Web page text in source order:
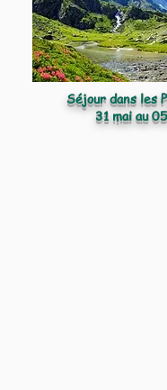
Séjour dans les
31 mai au